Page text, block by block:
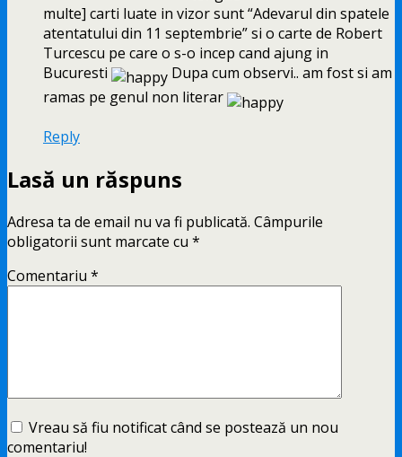
multe] carti luate in vizor sunt “Adevarul din spatele
atentatului din 11 septembrie” si o carte de Robert
Turcescu pe care o s-o incep cand ajung in
Bucuresti
Dupa cum observi.. am fost si am
ramas pe genul non literar
Reply
Lasă un răspuns
Adresa ta de email nu va fi publicată. Câmpurile
obligatorii sunt marcate cu *
Comentariu *
Vreau să fiu notificat când se postează un nou
comentariu!